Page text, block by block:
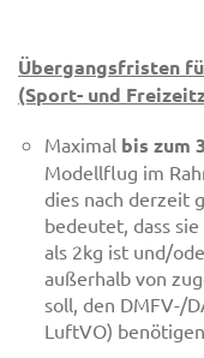
Übergangsfristen
(Sport- und
Maximal bis zum
Modellflug im
dies nach derzeit
bedeutet, dass
als 2kg ist und/
außerhalb von
soll, den DMFV-/
LuftVO) benötigen,